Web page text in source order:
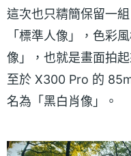
這次也只精簡保留一
「標準人像」，色彩
像」，也就是畫面拍
至於 X300 Pro 的
名為「黑白肖像」。